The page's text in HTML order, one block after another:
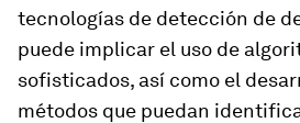
tecnologías de detección de
puede implicar el uso de
sofisticados, así como el
métodos que puedan